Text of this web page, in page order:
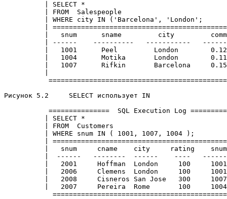
| SELECT *
| FROM  Salespeople
| WHERE city IN ('Barcelona', 'London';
|
|   snum      sname         city
| ------    ----------   -----------
|   1001      Peel         London
|   1004      Motika       London
|   1007      Rifkin       Barcelona
Рисунок 5.2     SELECT использует IN
===============  SQL Execution Log
| SELECT *
| FROM  Customers
| WHERE snum IN ( 1001, 1007, 1004 );
|
|   snum     cname    city     rating
|  ------   --------  ------    ----
|   2001     Hoffman  London     100
|   2006     Clemens  London     100
|   2008     Cisneros San Jose   300
|   2007     Pereira  Rome       100